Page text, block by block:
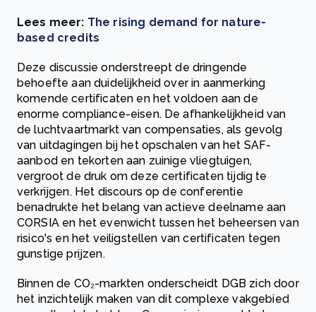
Lees meer: The rising demand for nature-
based credits
Deze discussie onderstreept de dringende
behoefte aan duidelijkheid over in aanmerking
komende certificaten en het voldoen aan de
enorme compliance-eisen. De afhankelijkheid van
de luchtvaartmarkt van compensaties, als gevolg
van uitdagingen bij het opschalen van het SAF-
aanbod en tekorten aan zuinige vliegtuigen,
vergroot de druk om deze certificaten tijdig te
verkrijgen. Het discours op de conferentie
benadrukte het belang van actieve deelname aan
CORSIA en het evenwicht tussen het beheersen van
risico's en het veiligstellen van certificaten tegen
gunstige prijzen.
Binnen de CO₂-markten onderscheidt DGB zich door
het inzichtelijk maken van dit complexe vakgebied